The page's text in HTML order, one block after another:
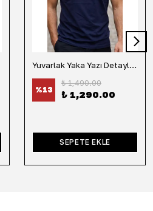
Yuvarlak Yaka Yazı Detaylı Tişört-Lacivert
%13
₺ 1,490.00
₺ 1,290.00
SEPETE EKLE